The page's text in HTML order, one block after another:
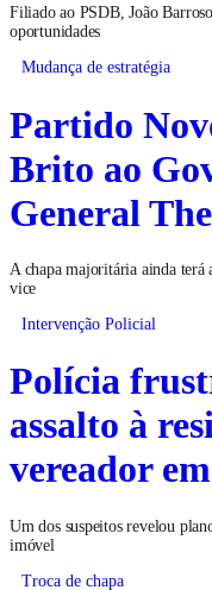
Filiado ao PSDB, João
oportunidades
Mudança de estratégia
Partido
Brito ao
General
A chapa majoritária ainda terá
vice
Intervenção Policial
Polícia
assalto à
vereador
Um dos suspeitos revelou
imóvel
Troca de chapa